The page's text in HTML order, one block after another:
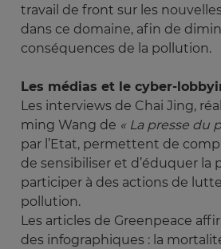
travail de front sur les
dans ce domaine, afin de
conséquences de la pollution.
Les médias et le cyber-
Les interviews de Chai Jing,
ming Wang de « La presse du
par l’Etat, permettent de
de sensibiliser et d’éduquer la
participer à des actions de
pollution.
Les articles de Greenpeace
des infographiques : la